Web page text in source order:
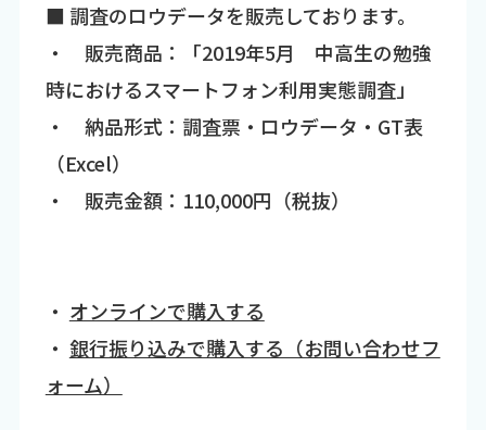
■ 調査のロウデータを販売しております。
・ 販売商品：「2019年5月 中高生の勉強
時におけるスマートフォン利用実態調査」
・ 納品形式：調査票・ロウデータ・GT表
（Excel）
・ 販売金額：110,000円（税抜）
・ オンラインで購入する
・ 銀行振り込みで購入する（お問い合わせフ
ォーム）